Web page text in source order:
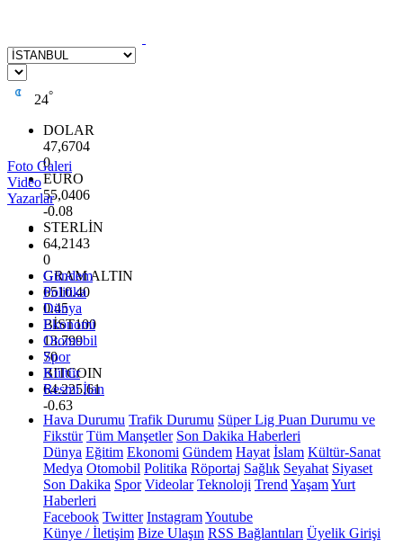
24°
DOLAR
47,6704
0
EURO
55,0406
-0.08
STERLİN
64,2143
0
GRAM ALTIN
6510.40
0.45
BİST100
13.799
70
BITCOIN
64.225,61
-0.63
Foto Galeri
Video
Yazarlar
Gündem
Politika
Dünya
Ekonomi
Otomobil
Spor
Kültür
Resmi İlan
Hava Durumu Trafik Durumu Süper Lig Puan Durumu ve
Fikstür Tüm Manşetler Son Dakika Haberleri
Dünya Eğitim Ekonomi Gündem Hayat İslam Kültür-Sanat
Medya Otomobil Politika Röportaj Sağlık Seyahat Siyaset
Son Dakika Spor Videolar Teknoloji Trend YaşamYurt
Haberleri
Facebook Twitter InstagramYoutube
Künye / İletişim Bize Ulaşın RSS Bağlantıları Üyelik Girişi